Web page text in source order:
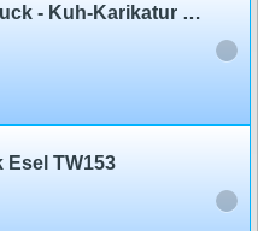
Kissen mit Aufdruck - Kuh-Karikatur - 11349 - Dekor Kissen
Esel TW153